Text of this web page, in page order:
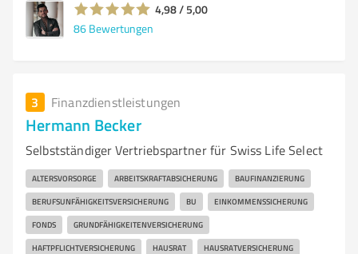
4,98 / 5,00
86 Bewertungen
3 Finanzdienstleistungen
Hermann Becker
Selbstständiger Vertriebspartner für Swiss Life Select
ALTERSVORSORGE ARBEITSKRAFTABSICHERUNG BAUFINANZIERUNG
BERUFSUNFÄHIGKEITSVERSICHERUNG BU EINKOMMENSSICHERUNG
FONDS GRUNDFÄHIGKEITENVERSICHERUNG
HAFTPFLICHTVERSICHERUNG HAUSRAT HAUSRATVERSICHERUNG